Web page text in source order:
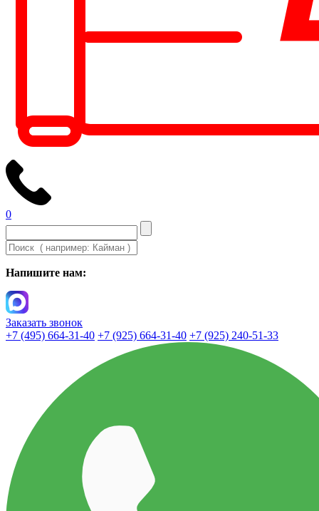
0
Напишите нам:
Заказать звонок
+7 (495) 664-31-40 +7 (925) 664-31-40 +7 (925) 240-51-33